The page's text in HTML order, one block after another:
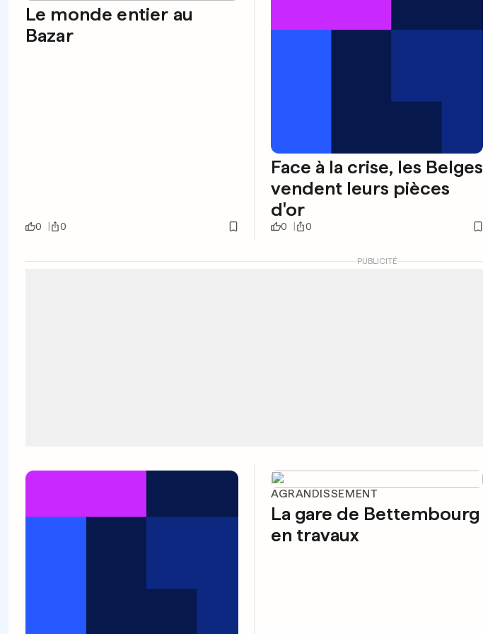
Le monde entier au
Bazar
0 0
Face à la crise, les Belges
vendent leurs pièces
d'or
0 0
PUBLICITÉ
AGRANDISSEMENT
La gare de Bettembourg
en travaux